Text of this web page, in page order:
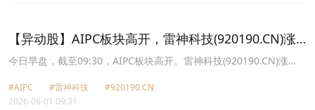
【异动股】AIPC板块高开，雷神科技(920190.CN)涨
27.34%
今日早盘，截至09:30，AIPC板块高开。雷神科技(920190.CN)涨
禧科技(920857.CN)涨14.29%报20.8元，春秋电子(603890.CN)涨
10.00%报27.29元，胜利精密(002426.CN)涨9.91%报3.66元，信音
#AIPC #雷神科技
#920190.CN
2026-06-01 09:31